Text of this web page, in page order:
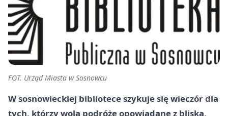
FOT. Urząd Miasta w Sosnowcu
W sosnowieckiej bibliotece szykuje się wieczór dla
tych, którzy wolą podróże opowiadane z bliska,